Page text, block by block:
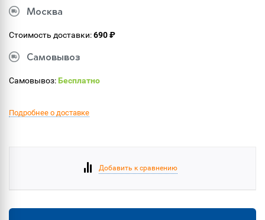
Москва
Стоимость доставки:690 ₽
Самовывоз
Самовывоз:Бесплатно
Подробнее о доставке
Добавить к сравнению